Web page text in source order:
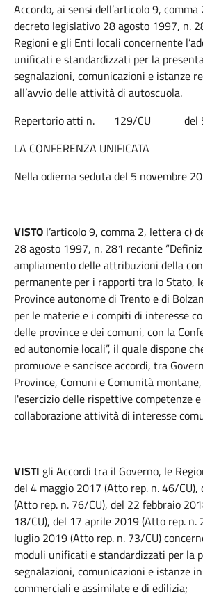
Accordo, ai sensi dell’articolo 9,
decreto legislativo 28 agosto 1997, n.
Regioni e gli Enti locali concernente
unificati e standardizzati per la
segnalazioni, comunicazioni e istanze
all’avvio delle attività di autoscuola.
Repertorio atti n. 129/CU del 5
LA CONFERENZA UNIFICATA
Nella odierna seduta del 5 novembre
VISTO l’articolo 9, comma 2, lettera c)
28 agosto 1997, n. 281 recante
ampliamento delle attribuzioni della
permanente per i rapporti tra lo Stato,
Province autonome di Trento e di
per le materie e i compiti di interesse
delle province e dei comuni, con la
ed autonomie locali”, il quale dispone
promuove e sancisce accordi, tra
Province, Comuni e Comunità
l'esercizio delle rispettive competenze
collaborazione attività di interesse
VISTI gli Accordi tra il Governo, le
del 4 maggio 2017 (Atto rep. n. 46/
(Atto rep. n. 76/CU), del 22 febbraio
18/CU), del 17 aprile 2019 (Atto rep. n.
luglio 2019 (Atto rep. n. 73/CU)
moduli unificati e standardizzati per la
segnalazioni, comunicazioni e istanze
commerciali e assimilate e di edilizia;